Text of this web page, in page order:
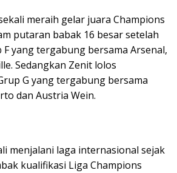
meraih gelar juara Champions
putaran babak 16 besar setelah
F yang tergabung bersama Arsenal,
Sedangkan Zenit lolos
G yang tergabung bersama
dan Austria Wein.
menjalani laga internasional sejak
kualifikasi Liga Champions